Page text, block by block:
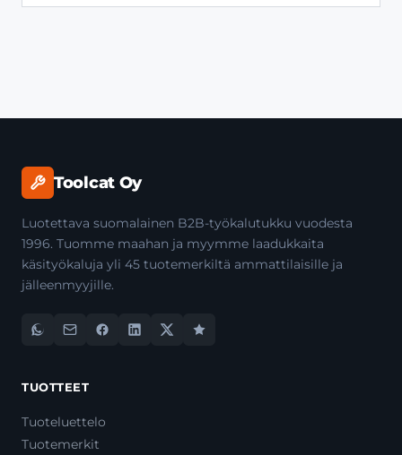
Toolcat Oy
Luotettava suomalainen B2B-työkalutukku vuodesta
1996. Tuomme maahan ja myymme laadukkaita
käsityökaluja yli 45 tuotemerkiltä ammattilaisille ja
jälleenmyyjille.
TUOTTEET
Tuoteluettelo
Tuotemerkit